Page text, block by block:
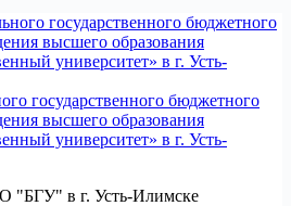
государственного бюджетного
высшего образования
университет» в г. Усть-
в г. Усть-Илимске